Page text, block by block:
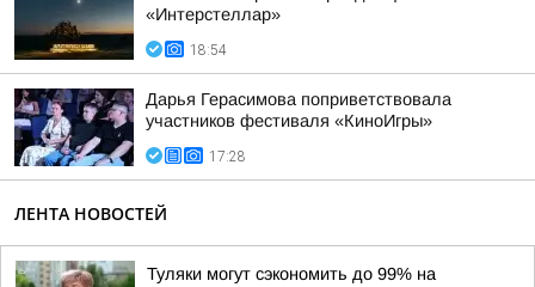
«Интерстеллар»
18:54
Дарья Герасимова поприветствовала
участников фестиваля «КиноИгры»
17:28
ЛЕНТА НОВОСТЕЙ
Туляки могут сэкономить до 99% на